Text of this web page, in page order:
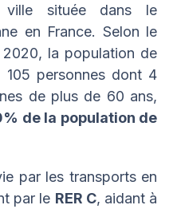
ville située dans le
en France. Selon le
2020, la population de
105 personnes dont 4
de plus de 60 ans,
de la population de
par les transports en
par le RER C, aidant à